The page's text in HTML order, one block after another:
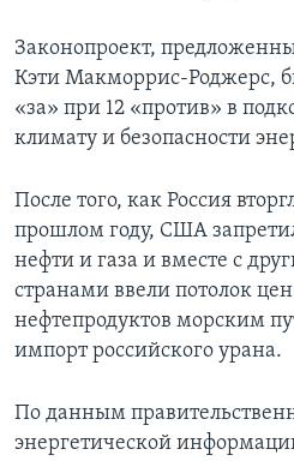
Законопроект,
Кэти Макморрис-Роджерс,
«за» при 12 «против» в
климату и безопасности
После того, как Россия
прошлом году, США
нефти и газа и вместе с
странами ввели потолок
нефтепродуктов морским
импорт российского урана.
По данным
энергетической